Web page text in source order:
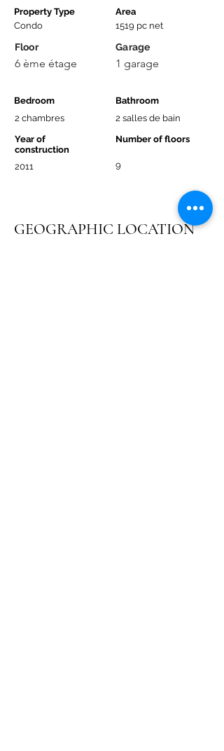
Property Type
Condo
Area
1519 pc net
Floor Garage
6 ème étage 1 garage
Bedroom
2 chambres
Year of
construction
2011
Bathroom
2 salles de bain
Number of floors
9
GEOGRAPHIC LOCATION